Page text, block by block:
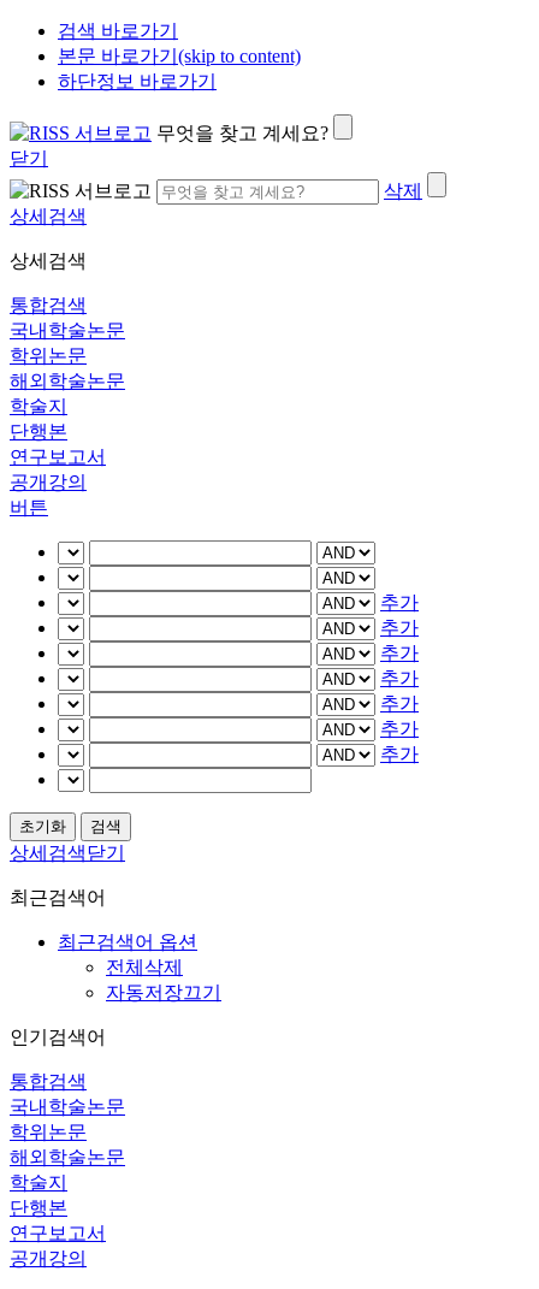
검색 바로가기
본문 바로가기(skip to content)
하단정보 바로가기
무엇을 찾고 계세요?
닫기
삭제
상세검색
상세검색
통합검색
국내학술논문
학위논문
해외학술논문
학술지
단행본
연구보고서
공개강의
버튼
추가
추가
추가
추가
추가
추가
추가
상세검색닫기
최근검색어
최근검색어 옵션
전체삭제
자동저장끄기
인기검색어
통합검색
국내학술논문
학위논문
해외학술논문
학술지
단행본
연구보고서
공개강의